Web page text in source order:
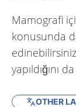
Mamografi
konusunda
yapıldığını
OTHER